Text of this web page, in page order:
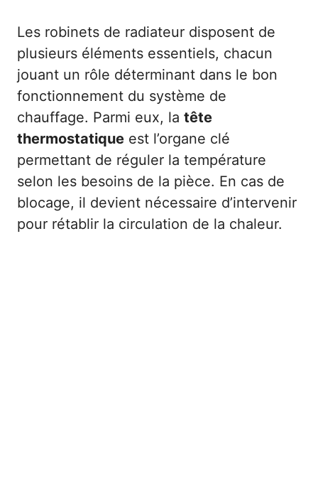
Les robinets de radiateur disposent de
plusieurs éléments essentiels, chacun
jouant un rôle déterminant dans le bon
fonctionnement du système de
chauffage. Parmi eux, la tête
thermostatique est l’organe clé
permettant de réguler la température
selon les besoins de la pièce. En cas de
blocage, il devient nécessaire d’intervenir
pour rétablir la circulation de la chaleur.